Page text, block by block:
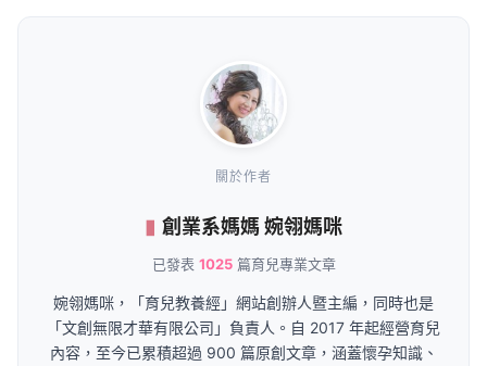
關於作者
創業系媽媽 婉翎媽咪
已發表 1025篇育兒專業文章
婉翎媽咪，「育兒教養經」網站創辦人暨主編，同時也是
「文創無限才華有限公司」負責人。自 2017 年起經營育兒
內容，至今已累積超過 900 篇原創文章，涵蓋懷孕知識、